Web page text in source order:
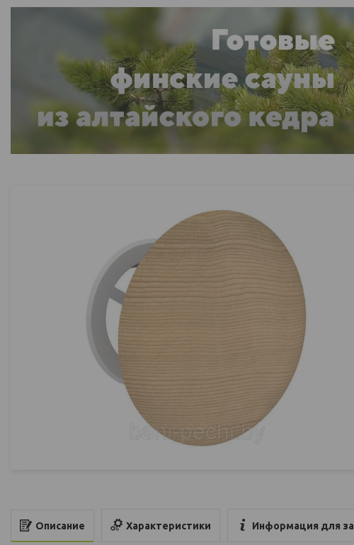
Описание Характеристики Информация для